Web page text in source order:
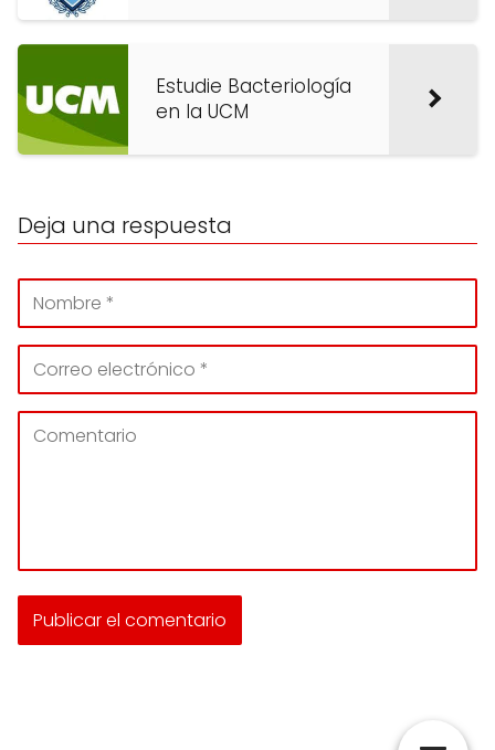
Estudie Bacteriología
en la UCM
Deja una respuesta